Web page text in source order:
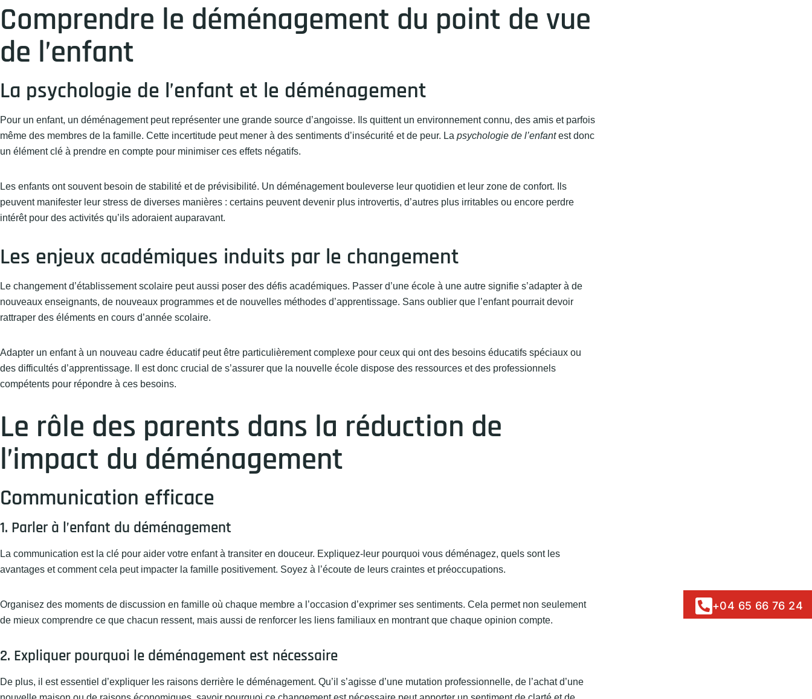
Comprendre le déménagement du point de vue
de l’enfant
La psychologie de l’enfant et le déménagement
Pour un enfant, un déménagement peut représenter une grande source d’angoisse. Ils quittent un environnement connu, des amis et parfois
même des membres de la famille. Cette incertitude peut mener à des sentiments d’insécurité et de peur. La psychologie de l’enfantest donc
un élément clé à prendre en compte pour minimiser ces effets négatifs.
Les enfants ont souvent besoin de stabilité et de prévisibilité. Un déménagement bouleverse leur quotidien et leur zone de confort. Ils
peuvent manifester leur stress de diverses manières : certains peuvent devenir plus introvertis, d’autres plus irritables ou encore perdre
intérêt pour des activités qu’ils adoraient auparavant.
Les enjeux académiques induits par le changement
Le changement d’établissement scolaire peut aussi poser des défis académiques. Passer d’une école à une autre signifie s’adapter à de
nouveaux enseignants, de nouveaux programmes et de nouvelles méthodes d’apprentissage. Sans oublier que l’enfant pourrait devoir
rattraper des éléments en cours d’année scolaire.
Adapter un enfant à un nouveau cadre éducatif peut être particulièrement complexe pour ceux qui ont des besoins éducatifs spéciaux ou
des difficultés d’apprentissage. Il est donc crucial de s’assurer que la nouvelle école dispose des ressources et des professionnels
compétents pour répondre à ces besoins.
Le rôle des parents dans la réduction de
l’impact du déménagement
Communication efficace
1. Parler à l’enfant du déménagement
La communication est la clé pour aider votre enfant à transiter en douceur. Expliquez-leur pourquoi vous déménagez, quels sont les
avantages et comment cela peut impacter la famille positivement. Soyez à l’écoute de leurs craintes et préoccupations.
Organisez des moments de discussion en famille où chaque membre a l’occasion d’exprimer ses sentiments. Cela permet non seulement
de mieux comprendre ce que chacun ressent, mais aussi de renforcer les liens familiaux en montrant que chaque opinion compte.
2. Expliquer pourquoi le déménagement est nécessaire
De plus, il est essentiel d’expliquer les raisons derrière le déménagement. Qu’il s’agisse d’une mutation professionnelle, de l’achat d’une
+04 65 66 76 24